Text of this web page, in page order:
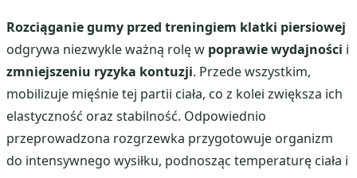
Rozciąganie gumy przed treningiem klatki piersiowej
odgrywa niezwykle ważną rolę w poprawie wydajności i
zmniejszeniu ryzyka kontuzji. Przede wszystkim,
mobilizuje mięśnie tej partii ciała, co z kolei zwiększa ich
elastyczność oraz stabilność. Odpowiednio
przeprowadzona rozgrzewka przygotowuje organizm
do intensywnego wysiłku, podnosząc temperaturę ciała i